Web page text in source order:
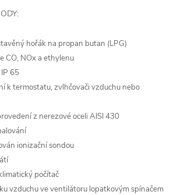
hořák na propan butan (LPG)
CO, NOx a ethylenu
65
k termostatu,zvlhčovači vzduchu nebo
z nerezové oceli AISI 430
ionizační sondou
počítač
vzduchu ve ventilátoru lopatkovým spínačem